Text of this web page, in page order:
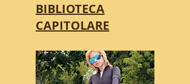
BIBLIOTECA
CAPITOLARE